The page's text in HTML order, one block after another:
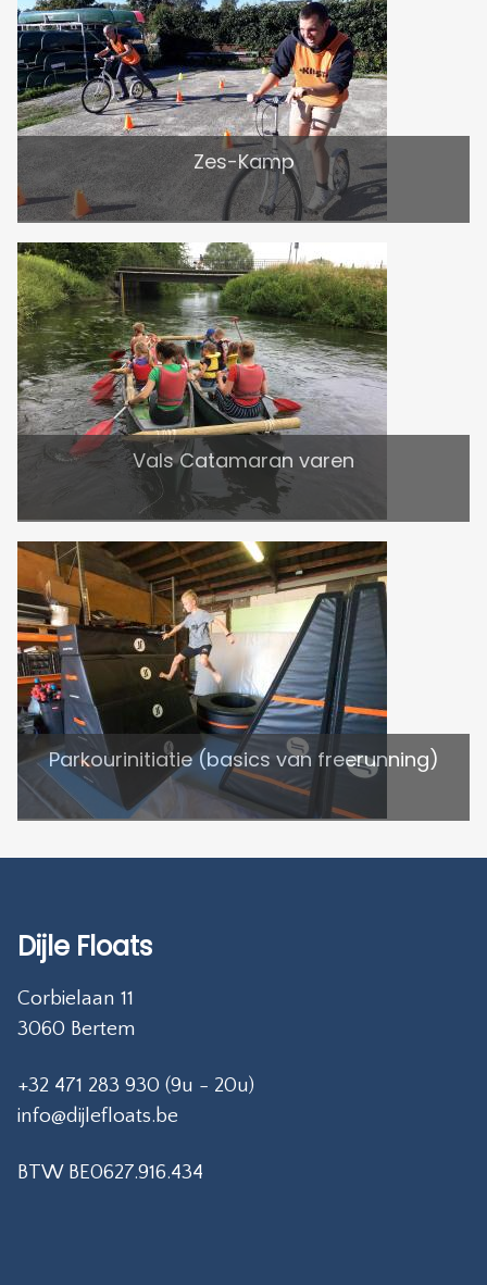
Zes-Kamp
Vals Catamaran varen
Parkourinitiatie (basics van freerunning)
Dijle Floats
Corbielaan 11
3060 Bertem
+32 471 283 930 (9u - 20u)
info@dijlefloats.be
BTW BE0627.916.434